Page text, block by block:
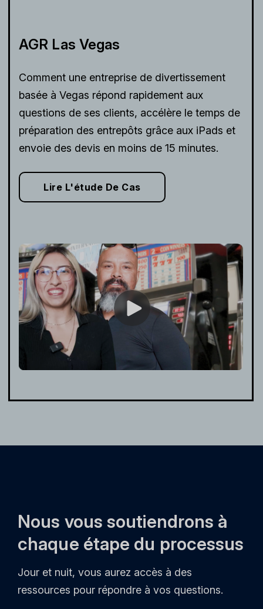
AGR Las Vegas
Comment une entreprise de divertissement
basée à Vegas répond rapidement aux
questions de ses clients, accélère le temps de
préparation des entrepôts grâce aux iPads et
envoie des devis en moins de 15 minutes.
Lire L'étude De Cas
Nous vous soutiendrons à
chaque étape du processus
Jour et nuit, vous aurez accès à des
ressources pour répondre à vos questions.